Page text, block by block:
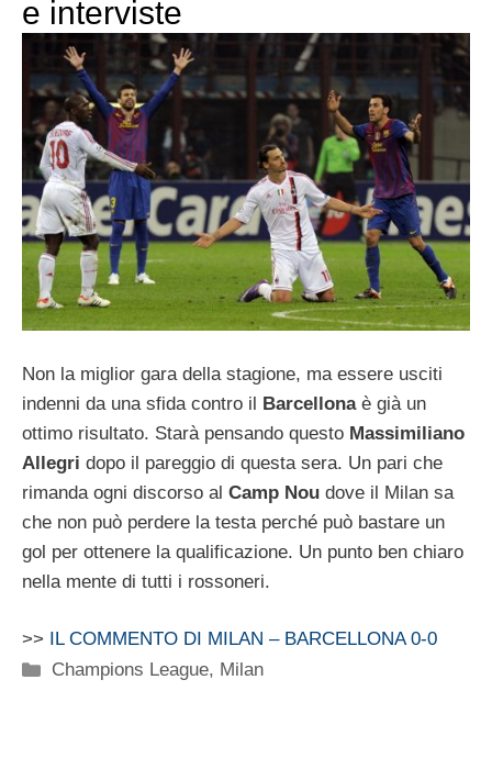
e interviste
Non la miglior gara della stagione, ma essere usciti
indenni da una sfida contro il Barcellonaè già un
ottimo risultato. Starà pensando questo Massimiliano
Allegri dopo il pareggio di questa sera. Un pari che
rimanda ogni discorso al Camp Nou dove il Milan sa
che non può perdere la testa perché può bastare un
gol per ottenere la qualificazione. Un punto ben chiaro
nella mente di tutti i rossoneri.
>>
IL COMMENTO DI MILAN – BARCELLONA 0-0
Categorie
Champions League, Milan